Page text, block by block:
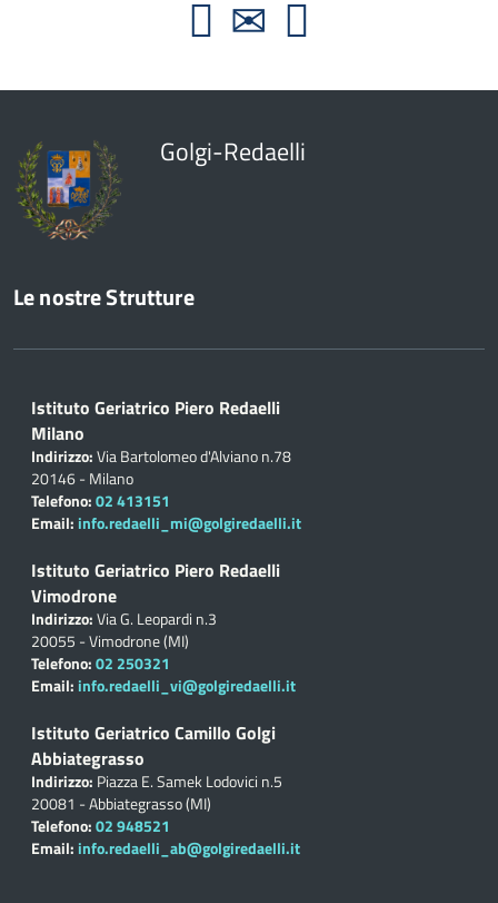
Golgi-Redaelli
Le nostre Strutture
Istituto Geriatrico Piero Redaelli
Milano
Indirizzo:Via Bartolomeo d'Alviano n.78
20146 - Milano
Telefono:02 413151
Email: info.redaelli_mi@golgiredaelli.it
Istituto Geriatrico Piero Redaelli
Vimodrone
Indirizzo:Via G. Leopardi n.3
20055 - Vimodrone (MI)
Telefono:02 250321
Email: info.redaelli_vi@golgiredaelli.it
Istituto Geriatrico Camillo Golgi
Abbiategrasso
Indirizzo: Piazza E. Samek Lodovici n.5
20081 - Abbiategrasso (MI)
Telefono:02 948521
Email: info.redaelli_ab@golgiredaelli.it